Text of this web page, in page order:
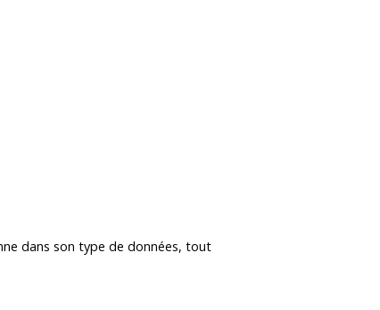
dans son type de données, tout